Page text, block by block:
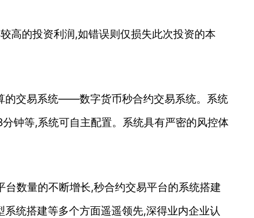
高的投资利润,如错误则仅损失此次投资的本
的交易系统——数字货币秒合约交易系统。系统
钟等,系统可自主配置。系统具有严密的风控体
数量的不断增长,秒合约交易平台的系统搭建
统搭建等多个方面遥遥领先,深得业内企业认